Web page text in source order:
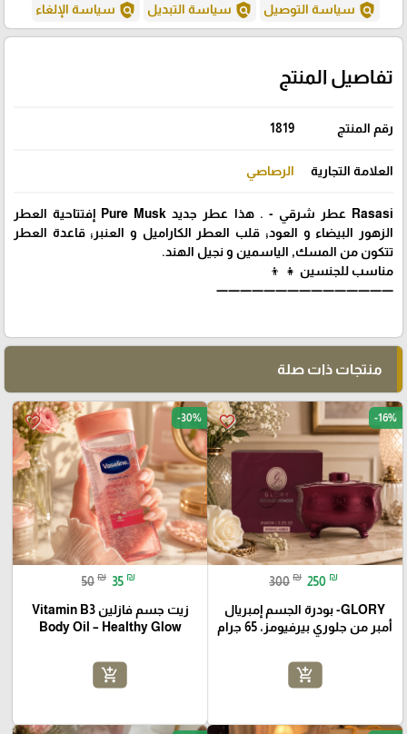
policy سياسة التوصيل policy سياسة التبديل policy سياسة الإلغاء
تفاصيل المنتج
رقم المنتج 1819
العلامة التجارية الرصاصي
Rasasi عطر شرقي - . هذا عطر جديد Pure Musk إفتتاحية العطر
الزهور البيضاء و العود; قلب العطر الكاراميل و العنبر; قاعدة العطر
تتكون من المسك, الياسمين و نجيل الهند.
مناسب للجنسين 👧 👦
———————————————
منتجات ذات صلة
favorite_border -16%
300 ₪ 250 ₪
GLORY- بودرة الجسم إمبريال
أمبر من جلوري بيرفيومز، 65 جرام
add_shopping_cart
favorite_border -30%
50 ₪ 35 ₪
زيت جسم فازلين Vitamin B3
Body Oil – Healthy Glow
add_shopping_cart